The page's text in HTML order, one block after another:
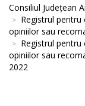
Consiliul Județean
Registrul
opiniilor sau
Registrul
opiniilor sau
2022